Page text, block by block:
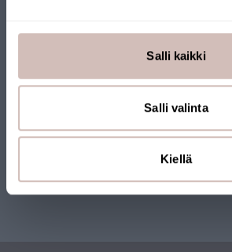
Salli kaikki
Salli valinta
Kiellä